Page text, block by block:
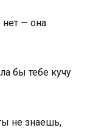
— она
бы тебе кучу
не знаешь,